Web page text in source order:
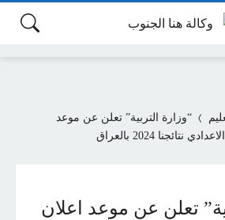
“وزارة التربية” تعلن عن موعد
2024 بالعراق
تعلن عن موعد اعلان